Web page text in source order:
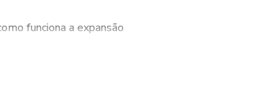
funciona a expansão